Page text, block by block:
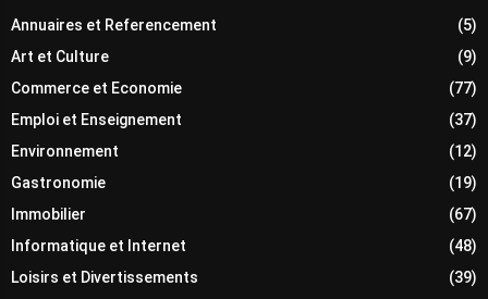
Annuaires et Referencement
(5)
Art et Culture
(9)
Commerce et Economie
(77)
Emploi et Enseignement
(37)
Environnement
(12)
Gastronomie
(19)
Immobilier
(67)
Informatique et Internet
(48)
Loisirs et Divertissements
(39)